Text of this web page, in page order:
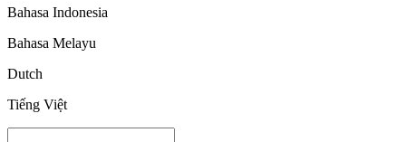
Bahasa Indonesia
Bahasa Melayu
Dutch
Tiếng Việt